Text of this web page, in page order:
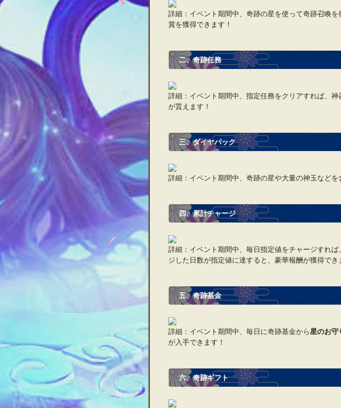
詳細：イベント期間中、奇跡の星を使って奇跡召喚
賞を獲得できます！
二、奇跡任務
詳細：イベント期間中、指定任務をクリアすれば、神
が貰えます！
三、ダイヤパック
詳細：イベント期間中、奇跡の星や大量の神玉などを
四、累計チャージ
詳細：イベント期間中、毎日指定値をチャージすれば、
ジした日数が指定値に達すると、豪華報酬が獲得でき
五、奇跡基金
詳細：イベント期間中、毎日に奇跡基金から星のお守
が入手できます！
六、奇跡ギフト